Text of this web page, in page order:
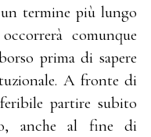
termine più lungo
comunque
prima di sapere
A fronte di
partire subito
anche al fine di